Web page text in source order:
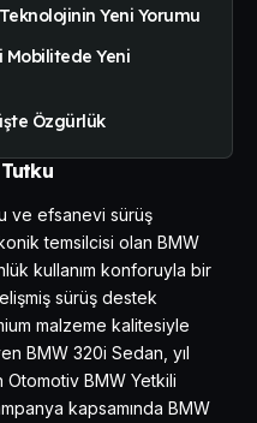
Yeni Yorumu
Mobilitede Yeni
Özgürlük
ve efsanevi sürüş
temsilcisi olan BMW
kullanım konforuyla bir
sürüş destek
malzeme kalitesiyle
BMW 320i Sedan, yıl
BMW Yetkili
kapsamında BMW